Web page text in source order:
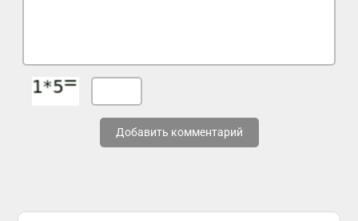
Добавить комментарий